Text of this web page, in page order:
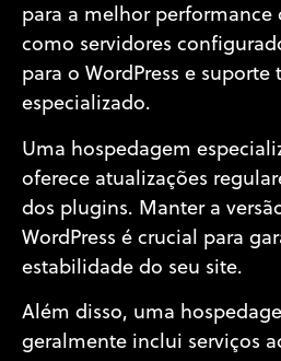
para a melhor performance
como servidores
para o WordPress e suporte
especializado.
Uma hospedagem
oferece atualizações
dos plugins. Manter a
WordPress é crucial para
estabilidade do seu site.
Além disso, uma
geralmente inclui serviços